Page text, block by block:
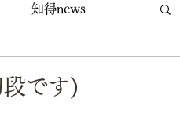
知得news
です)